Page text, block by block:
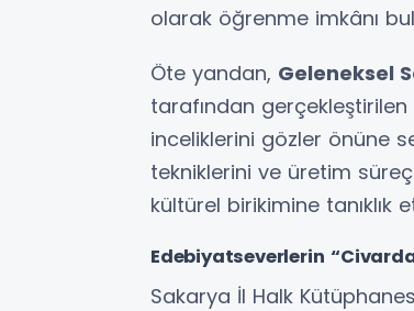
olarak öğrenme imkânı
Öte yandan, Geleneksel
tarafından gerçekleştirilen
inceliklerini gözler önüne
tekniklerini ve üretim
kültürel birikimine tanıklık
Edebiyatseverlerin
Sakarya İl Halk